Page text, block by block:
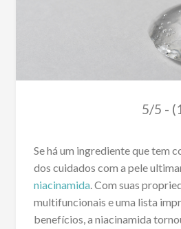
5/5 -
Se há um ingrediente que tem
dos cuidados com a pele
niacinamida. Com suas
multifuncionais e uma lista
benefícios, a niacinamida